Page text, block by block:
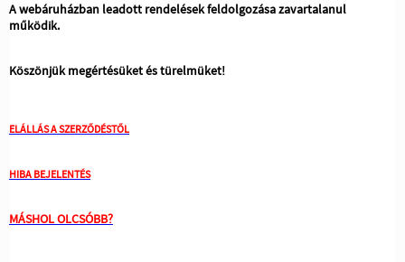
A webáruházban leadott rendelések feldolgozása zavartalanul
működik.
Köszönjük megértésüket és türelmüket!
ELÁLLÁS A SZERZŐDÉSTŐL
HIBA BEJELENTÉS
MÁSHOL OLCSÓBB?